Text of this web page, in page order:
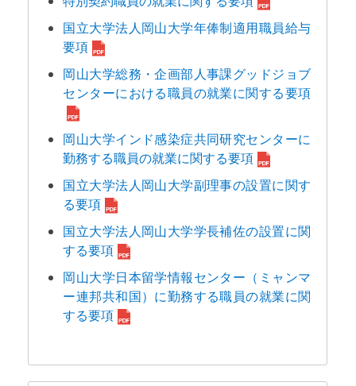
国立大学法人岡山大学年俸制適用職員給与
要項
岡山大学総務・企画部人事課グッドジョブ
センターにおける職員の就業に関する要項
岡山大学インド感染症共同研究センターに
勤務する職員の就業に関する要項
国立大学法人岡山大学副理事の設置に関す
る要項
国立大学法人岡山大学学長補佐の設置に関
する要項
岡山大学日本留学情報センター（ミャンマ
ー連邦共和国）に勤務する職員の就業に関
する要項